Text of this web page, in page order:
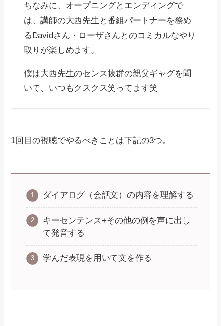
ちなみに、オープニングとエンディングで
は、講師の大西先生と番組パートナーを務め
るDavidさん・ローザさんとのコミカルなやり
取りが楽しめます。
僕は大西先生のセンス抜群の親父ギャグを聞
いて、いつもクスクス笑ってます笑
1回目の視聴でやるべきことは下記の3つ。
ダイアログ（会話文）の内容を理解する
キーセンテンス+その他の例を声に出し
て発音する
学んだ表現を用いて文を作る